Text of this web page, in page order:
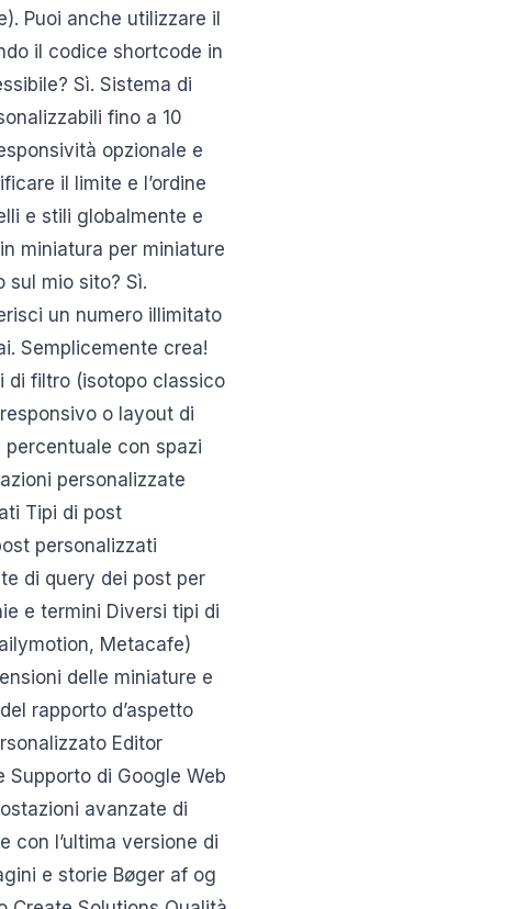
Puoi anche utilizzare il
il codice shortcode in
Sì. Sistema di
fino a 10
opzionale e
il limite e l’ordine
e stili globalmente e
miniatura per miniature
sul mio sito? Sì.
un numero illimitato
Semplicemente crea!
di filtro (isotopo classico
o layout di
con spazi
personalizzate
Tipi di post
personalizzati
di query dei post per
e termini Diversi tipi di
Metacafe)
delle miniature e
rapporto d’aspetto
Editor
di Google Web
avanzate di
con l’ultima versione di
e storie Bøger af og